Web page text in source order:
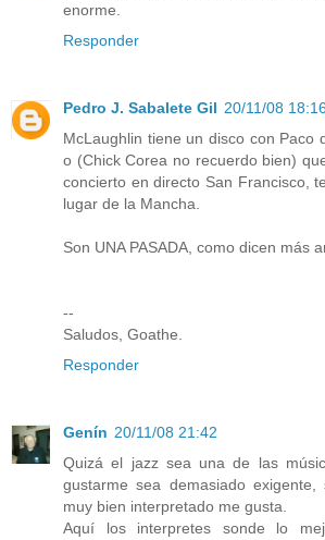
enorme.
Responder
Pedro J. Sabalete Gil 20/11/08 18:16
McLaughlin tiene un disco con Paco
o (Chick Corea no recuerdo bien)
concierto en directo San Francisco,
lugar de la Mancha.
Son UNA PASADA, como dicen más
--
Saludos, Goathe.
Responder
Genín 20/11/08 21:42
Quizá el jazz sea una de las
gustarme sea demasiado
muy bien interpretado me gusta.
Aquí los interpretes sonde lo